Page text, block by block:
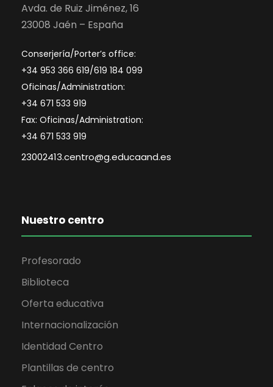
Avda. de Ruiz Jiménez, 16
23008 Jaén – España
Conserjería/Porter’s office:
+34 953 366 619/619 184 099
Oficinas/Administration:
+34 671 533 919
Fax: Oficinas/Administration:
+34 671 533 919
23002413.centro@g.educaand.es
Nuestro centro
Profesorado
Biblioteca
Oferta educativa
Internacionalización
Identidad Centro
Plantillas de centro